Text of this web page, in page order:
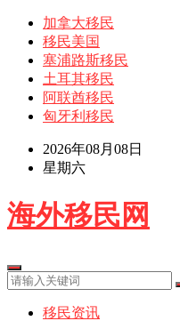
加拿大移民
移民美国
塞浦路斯移民
土耳其移民
阿联酋移民
匈牙利移民
2026年08月08日
星期六
海外移民网
移民资讯